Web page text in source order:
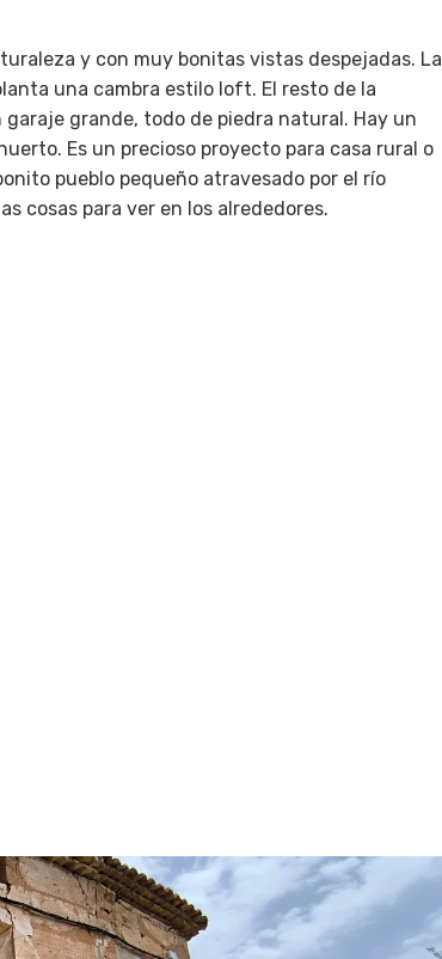
y con muy bonitas vistas despejadas. La
una cambra estilo loft. El resto de la
grande, todo de piedra natural. Hay un
Es un precioso proyecto para casa rural o
pueblo pequeño atravesado por el río
cosas para ver en los alrededores.